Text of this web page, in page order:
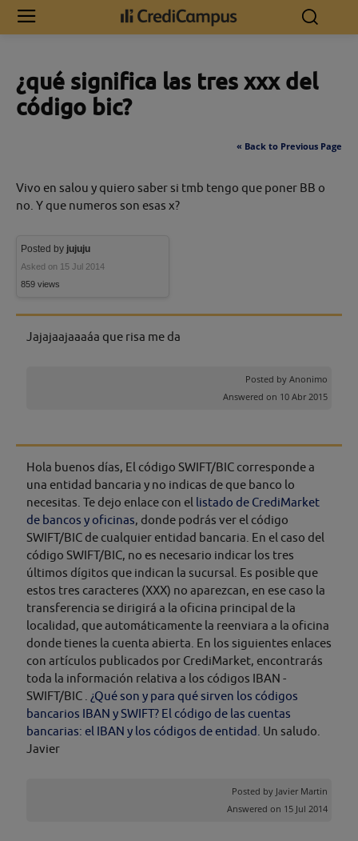
Inicio ¿qué significa las tres xxx del código bic?
¿qué significa las tres xxx del
código bic?
« Back to Previous Page
Vivo en salou y quiero saber si tmb tengo que poner BB o
no. Y que numeros son esas x?
Posted by jujuju
Asked on 15 Jul 2014
859 views
Jajajaajaaaáa que risa me da
Posted by Anonimo
Answered on 10 Abr 2015
Hola buenos días, El código SWIFT/BIC corresponde a
una entidad bancaria y no indicas de que banco lo
necesitas. Te dejo enlace con el listado de CrediMarket
de bancos y oficinas, donde podrás ver el código
SWIFT/BIC de cualquier entidad bancaria. En el caso del
código SWIFT/BIC, no es necesario indicar los tres
últimos dígitos que indican la sucursal. Es posible que
estos tres caracteres (XXX) no aparezcan, en ese caso la
transferencia se dirigirá a la oficina principal de la
localidad, que automáticamente la reenviara a la oficina
donde tienes la cuenta abierta. En los siguientes enlaces
con artículos publicados por CrediMarket, encontrarás
toda la información relativa a los códigos IBAN -
SWIFT/BIC . ¿Qué son y para qué sirven los códigos
bancarios IBAN y SWIFT? El código de las cuentas
bancarias: el IBAN y los códigos de entidad. Un saludo.
Javier
Posted by Javier Martin
Answered on 15 Jul 2014